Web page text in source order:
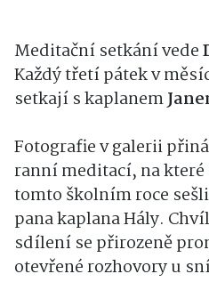
Meditační setkání vede
Každý třetí pátek v
setkají s kaplanem
Fotografie v galerii
ranní meditací, na které
tomto školním roce
pana kaplana Hály.
sdílení se přirozeně
otevřené rozhovory u